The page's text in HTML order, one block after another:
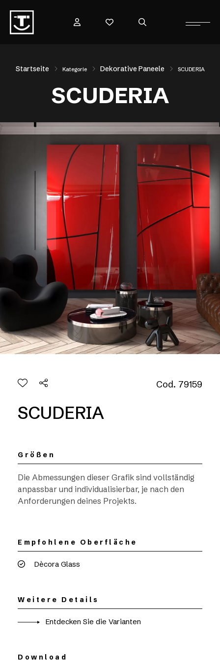
Startseite Kategorie Dekorative Paneele SCUDERIA
SCUDERIA
Cod. 79159
SCUDERIA
Größen
Die Abmessungen dieser Grafik sind vollständig
anpassbar und individualisierbar, je nach den
Anforderungen deines Projekts.
Empfohlene Oberfläche
Dècora Glass
Weitere Details
Entdecken Sie die Varianten
Download